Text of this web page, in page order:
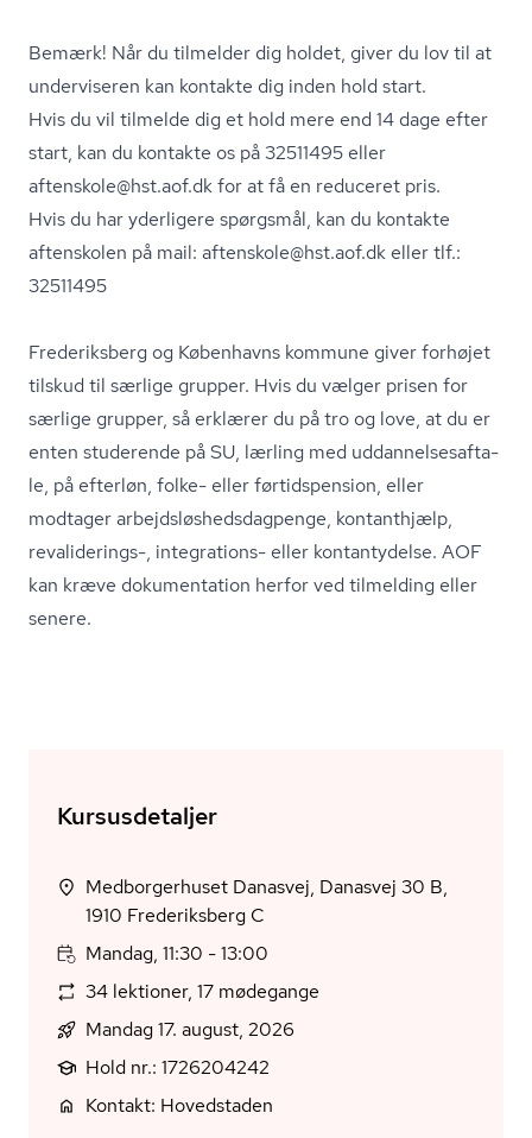
Bemærk! Når du tilmelder dig holdet, giver du lov til at
underviseren kan kontakte dig inden hold start.
Hvis du vil tilmelde dig et hold mere end 14 dage efter
start, kan du kontakte os på 32511495 eller
aftenskole@hst.aof.dk for at få en reduceret pris.
Hvis du har yderligere spørgsmål, kan du kontakte
aftenskolen på mail: aftenskole@hst.aof.dk eller tlf.:
32511495
Frederiksberg og Københavns kommune giver forhøjet
tilskud til særlige grupper. Hvis du vælger prisen for
særlige grupper, så erklærer du på tro og love, at du er
enten studerende på SU, lærling med ud­dan­nel­ses­af­ta­
le, på efterløn, folke- eller førtidspension, eller
modtager ar­bejds­løs­heds­dag­pen­ge, kontanthjælp,
revaliderings-, integrations- eller kontantydelse. AOF
kan kræve dokumentation herfor ved tilmelding eller
senere.
Kursusdetaljer
Medborgerhuset Danasvej, Danasvej 30 B,
1910 Frederiksberg C
Mandag, 11:30 - 13:00
34 lektioner, 17 mødegange
Mandag 17. august, 2026
Hold nr.: 1726204242
Kontakt: Hovedstaden